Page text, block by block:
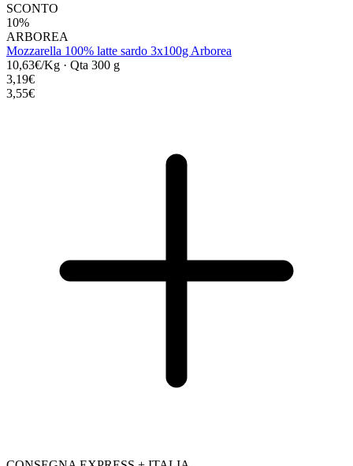
SCONTO
10%
ARBOREA
Mozzarella 100% latte sardo 3x100g Arborea
10,63€/Kg · Qta 300 g
3,19€
3,55€